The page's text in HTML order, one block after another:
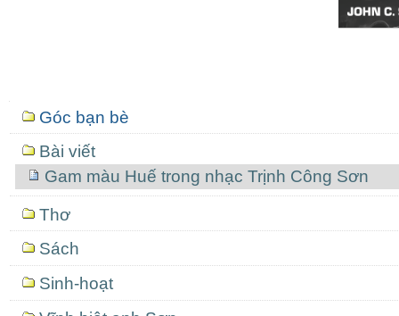
Mục
định
hướng
Góc bạn bè
Bài viết
Gam màu Huế trong nhạc Trịnh Công Sơn
Thơ
Sách
Sinh-hoạt